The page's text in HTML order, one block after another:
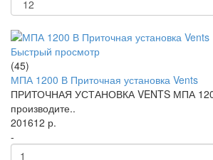
Быстрый просмотр
(45)
МПА 1200 В Приточная установка Vents
ПРИТОЧНАЯ УСТАНОВКА VENTS МПА
производите..
201612 р.
-